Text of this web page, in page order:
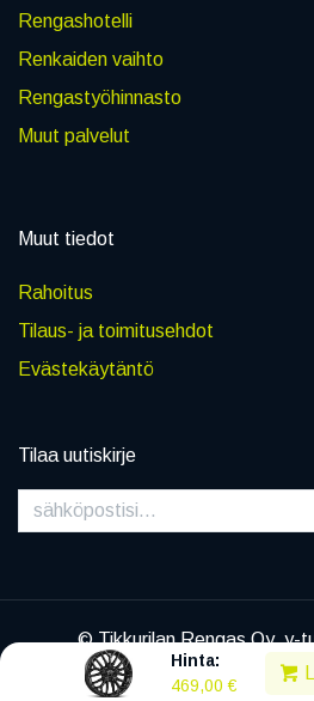
Hinta:
469,00 €
Rengashotelli
Renkaiden vaihto
Rengastyöhinnasto
Muut palvelut
Muut tiedot
Rahoitus
Tilaus- ja toimitusehdot
Evästekäytäntö
Tilaa uutiskirje
© Tikkurilan Rengas Oy, y-
|